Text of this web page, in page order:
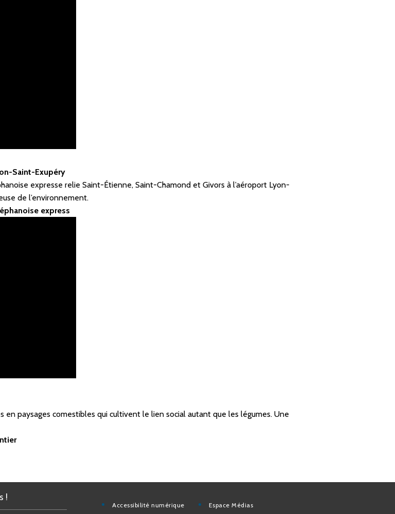
Saint-Exupéry
expresse relie Saint-Étienne, Saint-Chamond et Givors à l’aéroport Lyon-
de l’environnement.
express
en paysages comestibles qui cultivent le lien social autant que les légumes. Une
!
Accessibilité numérique Espace Médias